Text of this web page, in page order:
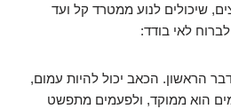
שיכולים לנוע ממטרד קל ועד
לאי בודד:
הראשון. הכאב יכול להיות עמום,
הוא ממוקד, ולפעמים מתפשט